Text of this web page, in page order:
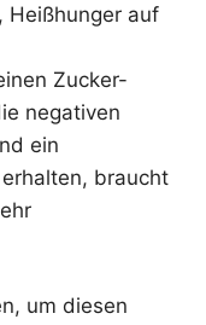
Heißhunger auf
Zucker-
negativen
ein
braucht
um diesen